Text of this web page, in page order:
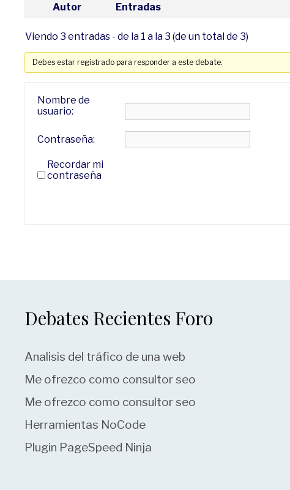
Autor Entradas
Viendo 3 entradas - de la 1 a la 3 (de un total de 3)
Debes estar registrado para responder a este debate.
Nombre de
usuario:
Contraseña:
Recordar mi
contraseña
Debates Recientes Foro
Analisis del tráfico de una web
Me ofrezco como consultor seo
Me ofrezco como consultor seo
Herramientas NoCode
Plugin PageSpeed Ninja